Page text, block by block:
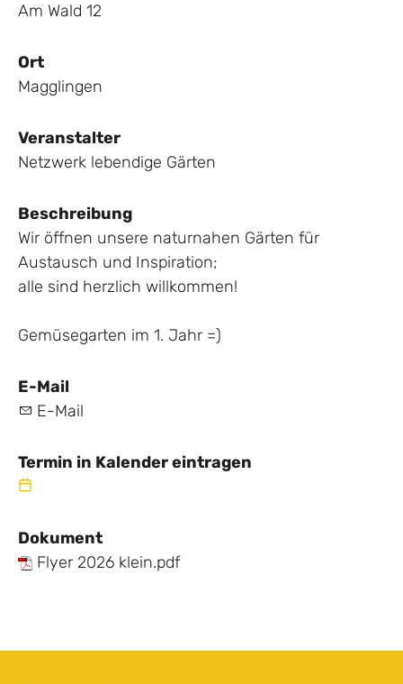
Am Wald 12
Ort
Magglingen
Veranstalter
Netzwerk lebendige Gärten
Beschreibung
Wir öffnen unsere naturnahen Gärten für
Austausch und Inspiration;
alle sind herzlich willkommen!
Gemüsegarten im 1. Jahr =)
E-Mail
E-Mail
Termin in Kalender eintragen
Dokument
Flyer 2026 klein.pdf